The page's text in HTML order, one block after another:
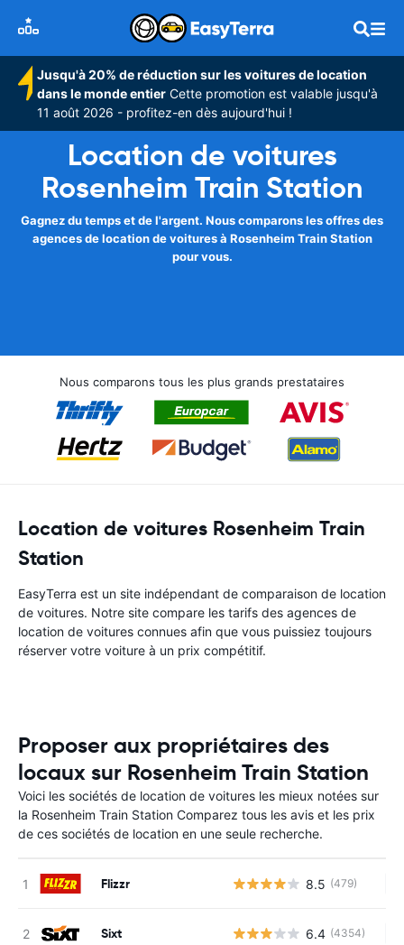
Jusqu'à 20% de réduction sur les voitures de location
dans le monde entier Cette promotion est valable jusqu'à
11 août 2026 - profitez-en dès aujourd'hui !
Location de voitures
Rosenheim Train Station
Gagnez du temps et de l'argent. Nous comparons les offres des
agences de location de voitures à Rosenheim Train Station
pour vous.
Nous comparons tous les plus grands prestataires
Location de voitures Rosenheim Train
Station
EasyTerra est un site indépendant de comparaison de location
de voitures. Notre site compare les tarifs des agences de
location de voitures connues afin que vous puissiez toujours
réserver votre voiture à un prix compétitif.
Proposer aux propriétaires des
locaux sur Rosenheim Train Station
Voici les sociétés de location de voitures les mieux notées sur
la Rosenheim Train Station Comparez tous les avis et les prix
de ces sociétés de location en une seule recherche.
Flizzr 8.5 (479)
Sixt 6.4 (4354)